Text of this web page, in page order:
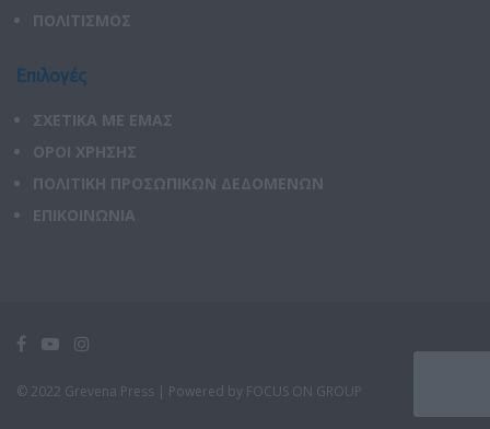
ΠΟΛΙΤΙΣΜΟΣ
Επιλογές
ΣΧΕΤΙΚΑ ΜΕ ΕΜΑΣ
ΟΡΟΙ ΧΡΗΣΗΣ
ΠΟΛΙΤΙΚΗ ΠΡΟΣΩΠΙΚΩΝ ΔΕΔΟΜΕΝΩΝ
ΕΠΙΚΟΙΝΩΝΙΑ
© 2022 Grevena Press | Powered by FOCUS ON GROUP